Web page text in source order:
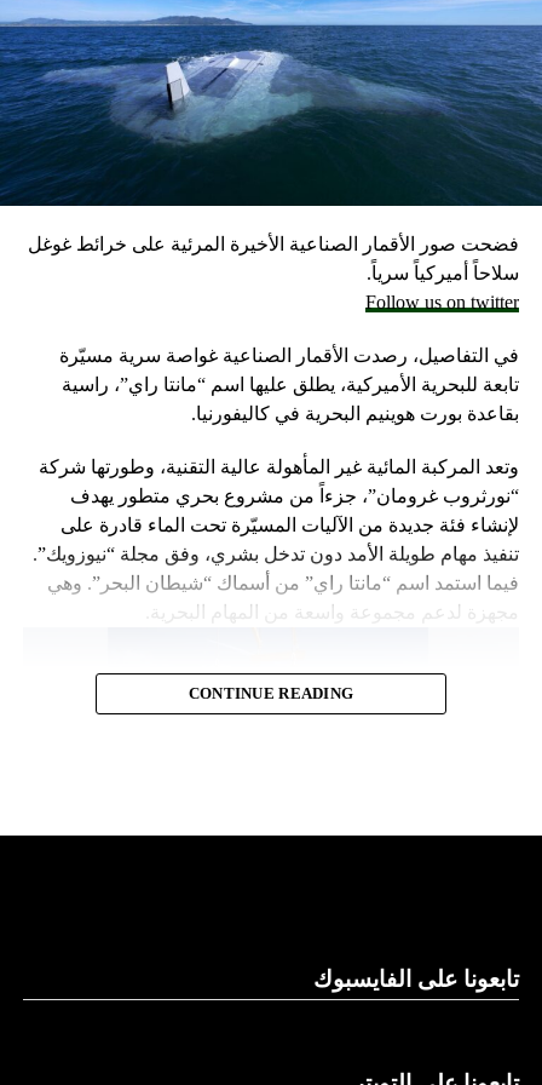
علماً أن الجيش الإسرائيلي يحتفظ بمخزون كبير من الأسلحة
احتياطيا في حال نشوب حرب محتملة مع لبنان، وفق ما أكد
مسؤولون إسرائيليون حاليون وسابقون.
وكانت وزارة الخارجية أرجأت في مايو، فقط تسليم قنابل زنة
2000 رطل و500 رطل إلى إسرائيل بسبب مخاوف بشأن سقوط
ضحايا من المدنيين في مدينة رفح.
إلا أن نتنياهو خرج الأسبوع المضي بتصريحات نارية، ومفاجئة
حول مماطلة أميركا في تسليم تل أبيب أسلحة
ما أثار حفيظة البيت الأبيض الذي وصف تلك التصريحات بالمخيبة
للآمال.
فضحت صور الأقمار الصناعية الأخيرة المرئية على خرائط غوغل
سلاحاً أميركياً سرياً.
Follow us on twitter
في التفاصيل، رصدت الأقمار الصناعية غواصة سرية مسيّرة
تابعة للبحرية الأميركية، يطلق عليها اسم “مانتا راي”، راسية
بقاعدة بورت هوينيم البحرية في كاليفورنيا.
وتعد المركبة المائية غير المأهولة عالية التقنية، وطورتها شركة
“نورثروب غرومان”، جزءاً من مشروع بحري متطور يهدف
لإنشاء فئة جديدة من الآليات المسيّرة تحت الماء قادرة على
تنفيذ مهام طويلة الأمد دون تدخل بشري، وفق مجلة “نيوزويك”.
فيما استمد اسم “مانتا راي” من أسماك “شيطان البحر”. وهي
مجهزة لدعم مجموعة واسعة من المهام البحرية.
وتقول “نورثروب غرومان”، وهي تكتل للصناعات الجوية
الطاقة التي تسمح لها بالرسو في قاع البحر و”السبات” في حالة
CONTINUE READING
تابعونا على الفايسبوك